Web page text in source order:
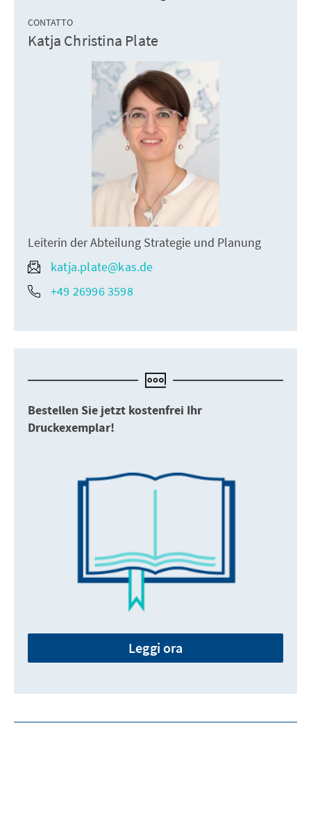
CONTATTO
Katja Christina Plate
Leiterin der Abteilung Strategie und Planung
katja.plate@kas.de
+49 26996 3598
Bestellen Sie jetzt kostenfrei Ihr
Druckexemplar!
Leggi ora